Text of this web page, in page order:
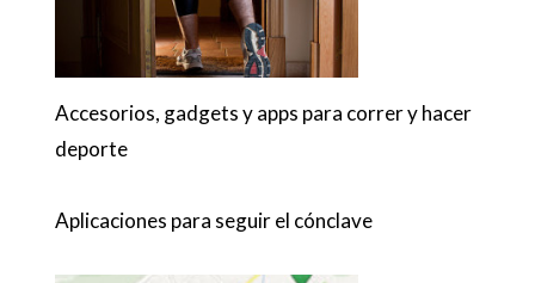
Accesorios, gadgets y apps para correr y hacer
deporte
Aplicaciones para seguir el cónclave